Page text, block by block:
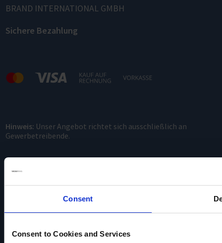
Consent
Consent to Cookies and Services
BRAND INTERNATIONAL GMBH
Sichere Bezahlung
Hinweis: Unser Angebot richtet sich ausschließlich an
Gewerbetreibende.
VACUUBRAND